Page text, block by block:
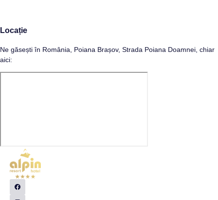
Locație
Ne găsești în România, Poiana Brașov, Strada Poiana Doamnei, chiar
aici: